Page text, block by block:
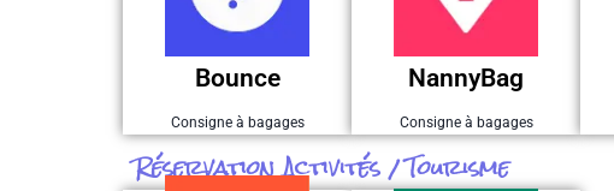
Bounce
Consigne à bagages
Parrainage
Bounce
5 $ offerts
NannyBag
Consigne à bagages
Parrainage
Réservation Activités / Tourisme